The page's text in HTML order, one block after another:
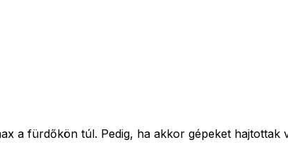
a fürdőkön túl. Pedig, ha akkor gépeket